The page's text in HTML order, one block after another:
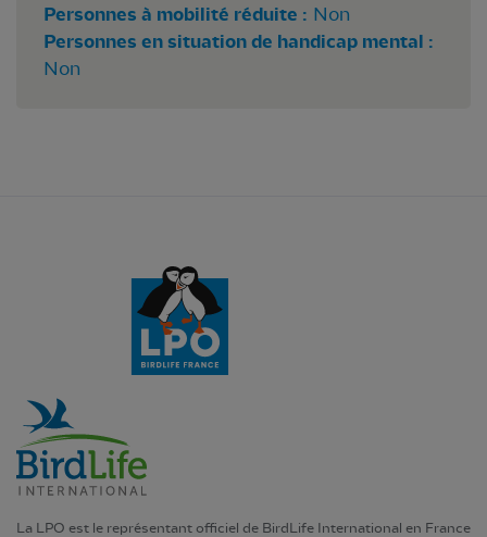
Personnes à mobilité réduite : Non
Personnes en situation de handicap mental :
Non
La LPO est le représentant officiel de BirdLife International en France